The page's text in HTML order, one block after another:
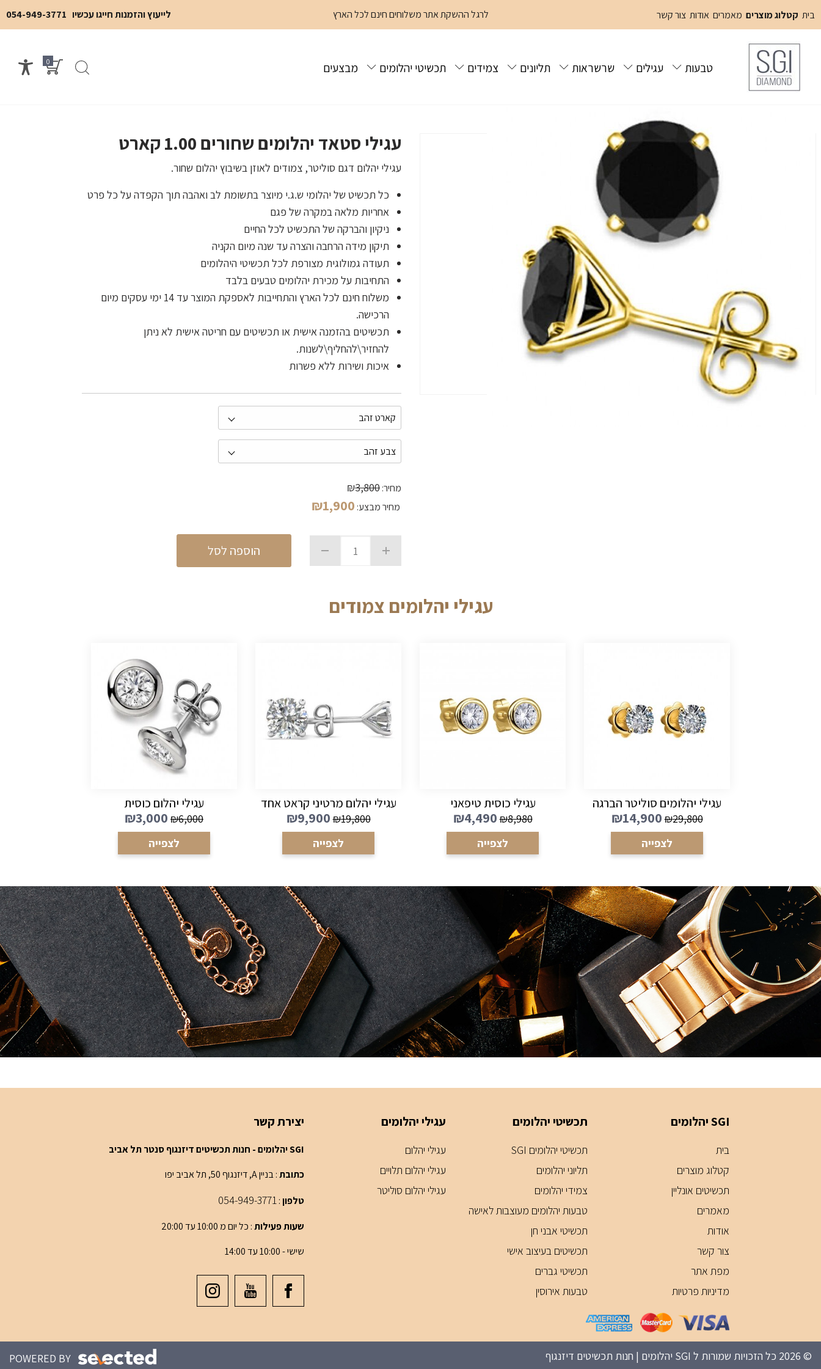
בית קטלוג מוצרים מאמרים אודות צור קשר לרגל ההשקת אתר משלוחים חינם לכל הארץ לייעוץ והזמנות חייגו עכשיו 054-949-3771
טבעות עגילים שרשראות תליונים צמידים תכשיטי יהלומים מבצעים 0
עגילי סטאד יהלומים שחורים 1.00 קארט
עגילי סטאד יהלומים שחורים 1.00 קארט
עגילי יהלום דגם סוליטר, צמודים לאוזן בשיבוץ יהלום שחור.
כל תכשיט של יהלומי ש.ג.י מיוצר בתשומת לב ואהבה תוך הקפדה על כל פרט
אחריות מלאה במקרה של פגם
ניקיון והברקה של התכשיט לכל החיים
תיקון מידה הרחבה והצרה עד שנה מיום הקניה
תעודה גמולוגית מצורפת לכל תכשיטי היהלומים
התחיבות על מכירת יהלומים טבעים בלבד
משלוח חינם לכל הארץ והתחייבות לאספקת המוצר עד 14 ימי עסקים מיום
הרכישה.
תכשיטים בהזמנה אישית או תכשיטים עם חריטה אישית לא ניתן
להחזיר\להחליף\לשנות.
איכות ושירות ללא פשרות
מחיר: ₪3,800
מחיר מבצע: ₪1,900
הוספה לסל
עגילי יהלומים צמודים
עגילי יהלומים סוליטר הברגה
₪14,900₪29,800
לצפייה
עגילי כוסית טיפאני
₪4,490₪8,980
לצפייה
עגילי יהלום מרטיני קראט אחד
₪9,900₪19,800
לצפייה
עגילי יהלום כוסית
₪3,000 ₪6,000
לצפייה
SGI יהלומים
בית
קטלוג מוצרים
תכשיטים אונליין
מאמרים
אודות
צור קשר
מפת אתר
מדיניות פרטיות
תכשיטי יהלומים
תכשיטי יהלומים SGI
תליוני יהלומים
צמידי יהלומים
טבעות יהלומים מעוצבות לאישה
תכשיטי אבני חן
תכשיטים בעיצוב אישי
תכשיטי גברים
טבעות אירוסין
עגילי יהלומים
עגילי יהלום
עגילי יהלום תלויים
עגילי יהלום סוליטר
יצירת קשר
SGI יהלומים - חנות תכשיטים דיזנגוף סנטר תל אביב
כתובת: בניין A, דיזנגוף 50, תל אביב יפו
טלפון:
054-949-3771
שעות פעילות: כל יום מ 10:00 עד 20:00
שישי - 10:00 עד 14:00
POWERED BY © 2026 כל הזכויות שמורות ל SGI יהלומים | חנות תכשיטים דיזנגוף